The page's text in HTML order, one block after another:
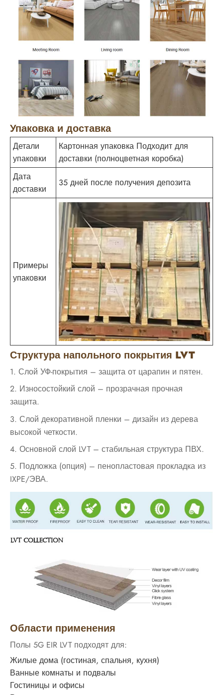
Упаковка и доставка
Детали
упаковки
Картонная упаковка Подходит для
доставки (полноцветная коробка)
Дата
доставки
35 дней после получения депозита
Примеры
упаковки
Структура напольного покрытия LVT
1. Слой УФ-покрытия – защита от царапин и пятен.
2. Износостойкий слой – прозрачная прочная
защита.
3. Слой декоративной пленки – дизайн из дерева
высокой четкости.
4. Основной слой LVT – стабильная структура ПВХ.
5. Подложка (опция) – пенопластовая прокладка из
IXPE/ЭВА.
Области применения
Полы 5G EIR LVT подходят для:
Жилые дома (гостиная, спальня, кухня)
Ванные комнаты и подвалы
Гостиницы и офисы